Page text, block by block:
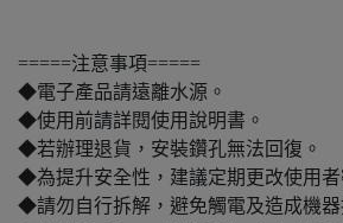
=====注意事項=====
◆電子產品請遠離水源。
◆使用前請詳閱使用說明書。
◆若辦理退貨，安裝鑽孔無法回復。
◆為提升安全性，建議定期更改使用者
◆請勿自行拆解，避免觸電及造成機器